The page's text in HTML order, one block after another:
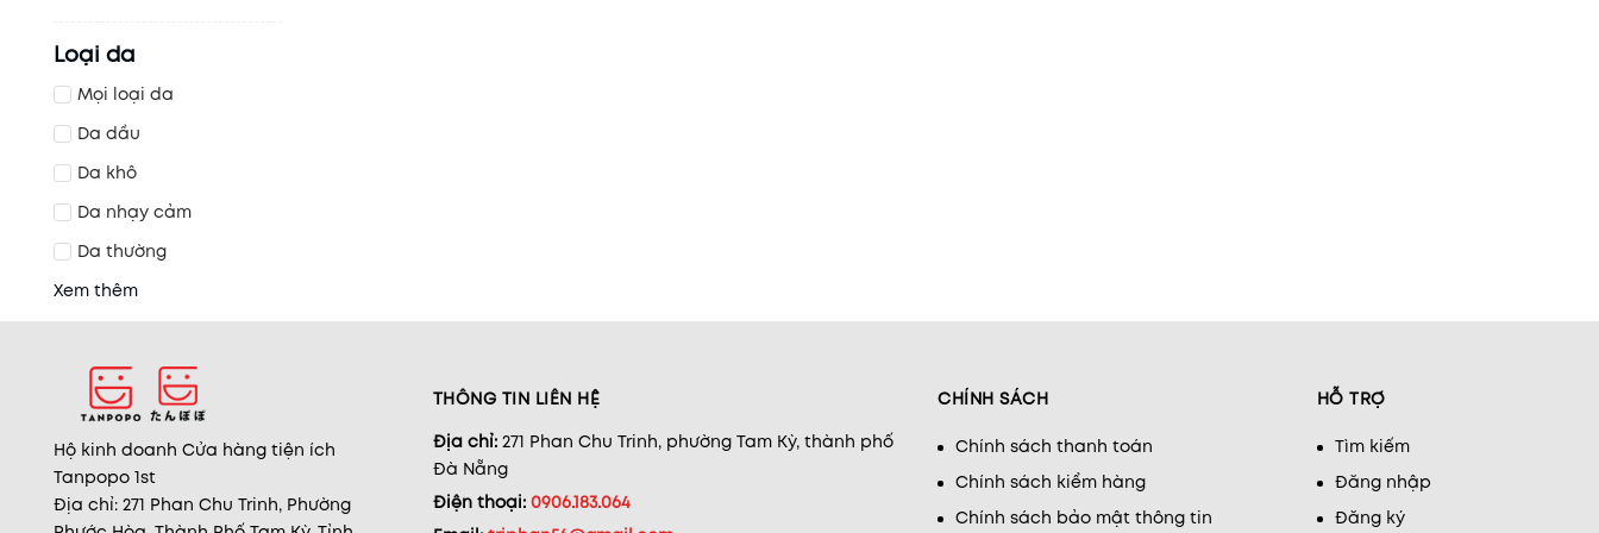
Loại da
Mọi loại da
Da dầu
Da khô
Da nhạy cảm
Da thường
Xem thêm
Hộ kinh doanh Cửa hàng tiện ích
Tanpopo 1st
Địa chỉ: 271 Phan Chu Trinh, Phường
THÔNG TIN LIÊN HỆ
Địa chỉ: 271 Phan Chu Trinh, phường Tam Kỳ, thành phố
Đà Nẵng
Điện thoại: 0906.183.064
CHÍNH SÁCH
Chính sách thanh toán
Chính sách kiểm hàng
Chính sách bảo mật thông tin
HỖ TRỢ
Tìm kiếm
Đăng nhập
Đăng ký